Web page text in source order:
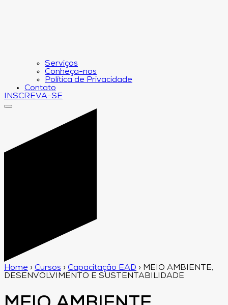
Serviços
Conheça-nos
Política de Privacidade
Contato
INSCREVA-SE
Home › Cursos › Capacitação EAD › MEIO AMBIENTE,
DESENVOLVIMENTO E SUSTENTABILIDADE